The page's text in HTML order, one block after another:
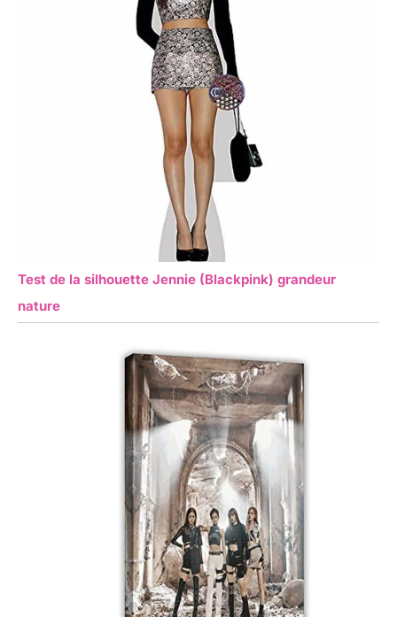
Test de la silhouette Jennie (Blackpink) grandeur
nature